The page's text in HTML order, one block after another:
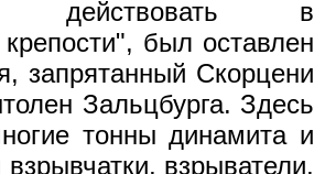
действовать в
был оставлен
запрятанный Скорцени
Зальцбурга. Здесь
тонны динамита и
взрыватели,